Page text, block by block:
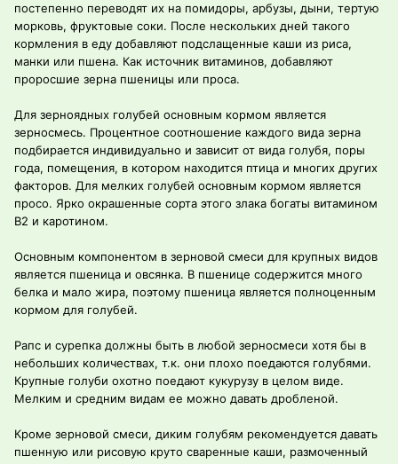
постепенно переводят их на помидоры, арбузы, дыни, тертую
морковь, фруктовые соки. После нескольких дней такого
кормления в еду добавляют подслащенные каши из риса,
манки или пшена. Как источник витаминов, добавляют
проросшие зерна пшеницы или проса.
Для зерноядных голубей основным кормом является
зерносмесь. Процентное соотношение каждого вида зерна
подбирается индивидуально и зависит от вида голубя, поры
года, помещения, в котором находится птица и многих других
факторов. Для мелких голубей основным кормом является
просо. Ярко окрашенные сорта этого злака богаты витамином
В2 и каротином.
Основным компонентом в зерновой смеси для крупных видов
является пшеница и овсянка. В пшенице содержится много
белка и мало жира, поэтому пшеница является полноценным
кормом для голубей.
Рапс и сурепка должны быть в любой зерносмеси хотя бы в
небольших количествах, т.к. они плохо поедаются голубями.
Крупные голуби охотно поедают кукурузу в целом виде.
Мелким и средним видам ее можно давать дробленой.
Кроме зерновой смеси, диким голубям рекомендуется давать
пшенную или рисовую круто сваренные каши, размоченный